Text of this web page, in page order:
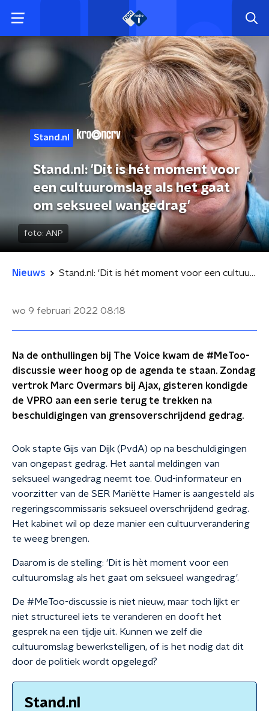
Stand.nl
Stand.nl: 'Dit is hét moment voor
een cultuuromslag als het gaat
om seksueel wangedrag'
foto: ANP
Nieuws Stand.nl: 'Dit is hét moment voor een cultuuromslag als het gaat om seksueel wangedrag'
wo 9 februari 2022 08:18
Na de onthullingen bij The Voice kwam de #MeToo-
discussie weer hoog op de agenda te staan. Zondag
vertrok Marc Overmars bij Ajax, gisteren kondigde
de VPRO aan een serie terug te trekken na
beschuldigingen van grensoverschrijdend gedrag.
Ook stapte Gijs van Dijk (PvdA) op na beschuldigingen
van ongepast gedrag. Het aantal meldingen van
seksueel wangedrag neemt toe. Oud-informateur en
voorzitter van de SER Mariëtte Hamer is aangesteld als
regeringscommissaris seksueel overschrijdend gedrag.
Het kabinet wil op deze manier een cultuurverandering
te weeg brengen.
Daarom is de stelling: 'Dit is hèt moment voor een
cultuuromslag als het gaat om seksueel wangedrag'.
De #MeToo-discussie is niet nieuw, maar toch lijkt er
niet structureel iets te veranderen en dooft het
gesprek na een tijdje uit. Kunnen we zelf die
cultuuromslag bewerkstelligen, of is het nodig dat dit
door de politiek wordt opgelegd?
Stand.nl